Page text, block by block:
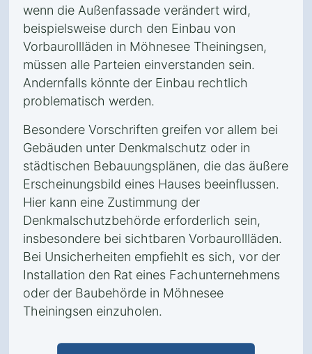
wenn die Außenfassade verändert wird,
beispielsweise durch den Einbau von
Vorbaurollläden in Möhnesee Theiningsen,
müssen alle Parteien einverstanden sein.
Andernfalls könnte der Einbau rechtlich
problematisch werden.
Besondere Vorschriften greifen vor allem bei
Gebäuden unter Denkmalschutz oder in
städtischen Bebauungsplänen, die das äußere
Erscheinungsbild eines Hauses beeinflussen.
Hier kann eine Zustimmung der
Denkmalschutzbehörde erforderlich sein,
insbesondere bei sichtbaren Vorbaurollläden.
Bei Unsicherheiten empfiehlt es sich, vor der
Installation den Rat eines Fachunternehmens
oder der Baubehörde in Möhnesee
Theiningsen einzuholen.